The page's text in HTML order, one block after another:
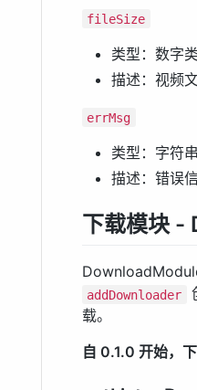
fileSize
类型：数字
描述：视频
errMsg
类型：字符串
描述：错误
下载模块
addDownloader
载。
自 0.1.0 开始，